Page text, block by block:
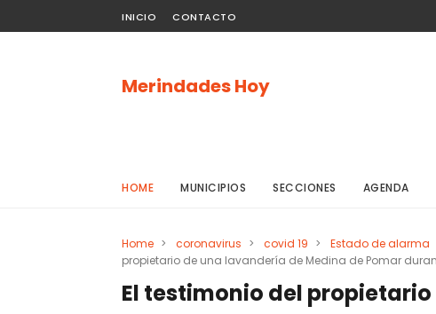
INICIO CONTACTO
Merindades Hoy
HOME MUNICIPIOS SECCIONES AGENDA
Home > coronavirus > covid 19 > Estado de alarma
propietario de una lavandería de Medina de Pomar
El testimonio del